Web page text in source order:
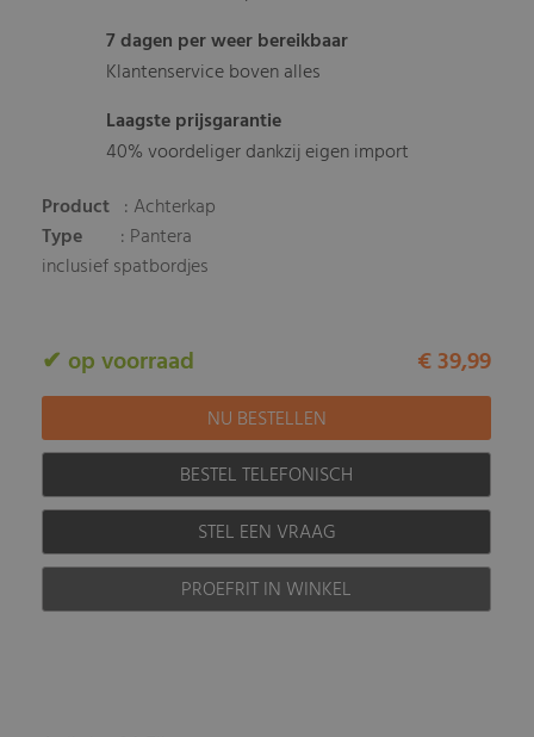
7 dagen per weer bereikbaar
Klantenservice boven alles
Laagste prijsgarantie
40% voordeliger dankzij eigen import
Product : Achterkap
Type
: Pantera
inclusief spatbordjes
✔ op voorraad € 39,99
BESTEL TELEFONISCH
STEL EEN VRAAG
PROEFRIT IN WINKEL